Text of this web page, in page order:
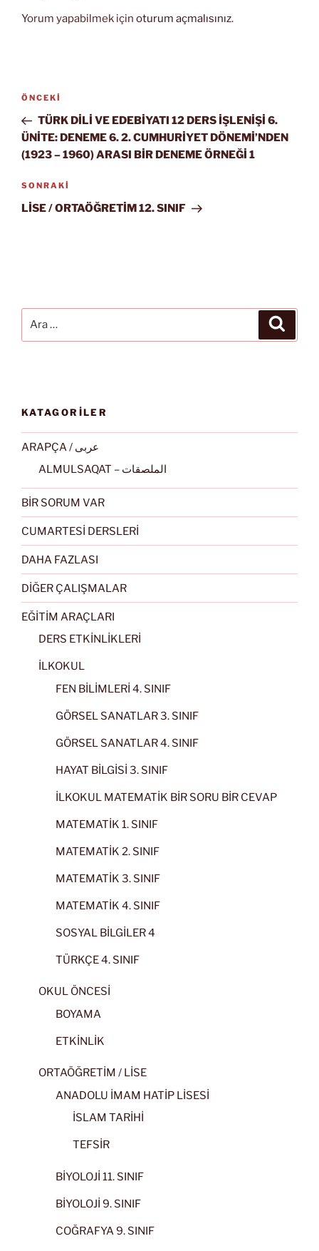
Yorum yapabilmek için oturum açmalısınız.
Yazı
gezinmesi
Önceki
Yazı
ÖNCEKI
TÜRK DİLİ VE EDEBİYATI 12 DERS İŞLENİŞİ 6.
ÜNİTE: DENEME 6. 2. CUMHURİYET DÖNEMİ’NDEN
(1923 – 1960) ARASI BİR DENEME ÖRNEĞİ 1
Sonraki
Yazı
SONRAKI
LİSE / ORTAÖĞRETİM 12. SINIF
KATAGORİLER
ARAPÇA / عربى
ALMULSAQAT – الملصقات
BİR SORUM VAR
CUMARTESİ DERSLERİ
DAHA FAZLASI
DİĞER ÇALIŞMALAR
EĞİTİM ARAÇLARI
DERS ETKİNLİKLERİ
İLKOKUL
FEN BİLİMLERİ 4. SINIF
GÖRSEL SANATLAR 3. SINIF
GÖRSEL SANATLAR 4. SINIF
HAYAT BİLGİSİ 3. SINIF
İLKOKUL MATEMATİK BİR SORU BİR CEVAP
MATEMATİK 1. SINIF
MATEMATİK 2. SINIF
MATEMATİK 3. SINIF
MATEMATİK 4. SINIF
SOSYAL BİLGİLER 4
TÜRKÇE 4. SINIF
OKUL ÖNCESİ
BOYAMA
ETKİNLİK
ORTAÖĞRETİM / LİSE
ANADOLU İMAM HATİP LİSESİ
İSLAM TARİHİ
TEFSİR
BİYOLOJİ 11. SINIF
BİYOLOJİ 9. SINIF
COĞRAFYA 9. SINIF